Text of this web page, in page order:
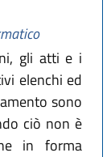
gli atti e i
elenchi ed
sono
ciò non è
in forma